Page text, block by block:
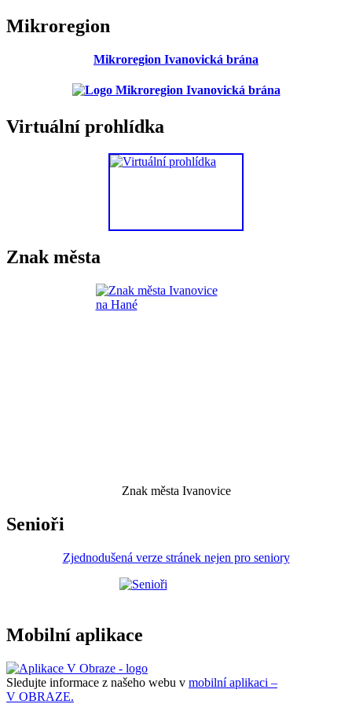
Mikroregion
Mikroregion Ivanovická brána
Virtuální prohlídka
Znak města
Znak města Ivanovice
Senioři
Zjednodušená verze stránek nejen pro seniory
Mobilní aplikace
Sledujte informace z našeho webu v mobilní aplikaci –
V OBRAZE.